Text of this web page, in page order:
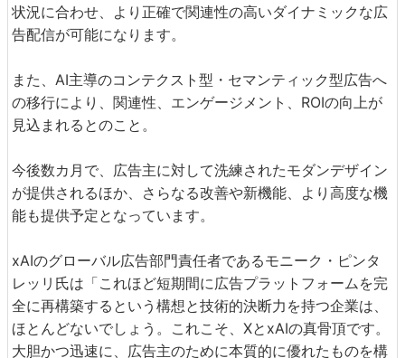
状況に合わせ、より正確で関連性の高いダイナミックな広
告配信が可能になります。
また、AI主導のコンテクスト型・セマンティック型広告へ
の移行により、関連性、エンゲージメント、ROIの向上が
見込まれるとのこと。
今後数カ月で、広告主に対して洗練されたモダンデザイン
が提供されるほか、さらなる改善や新機能、より高度な機
能も提供予定となっています。
xAIのグローバル広告部門責任者であるモニーク・ピンタ
レッリ氏は「これほど短期間に広告プラットフォームを完
全に再構築するという構想と技術的決断力を持つ企業は、
ほとんどないでしょう。これこそ、XとxAIの真骨頂です。
大胆かつ迅速に、広告主のために本質的に優れたものを構